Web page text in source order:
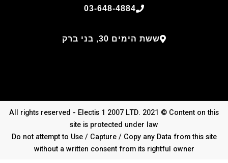
03-648-4884
ששת הימים 30, בני ברק
All rights reserved - Electis 1 2007 LTD. 2021 © Content on this
site is protected under law
Do not attempt to Use / Capture / Copy any Data from this site
without a written consent from its rightful owner